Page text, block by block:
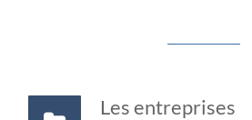
Les entreprises